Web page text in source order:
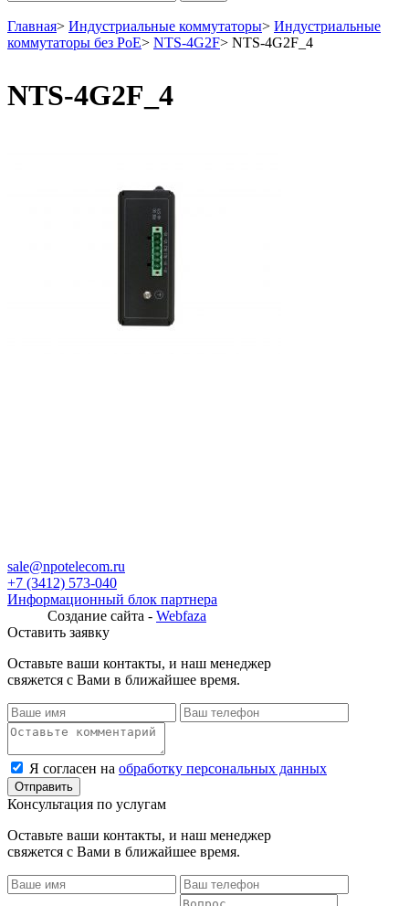
Главная> Индустриальные коммутаторы> Индустриальные
коммутаторы без PoE> NTS-4G2F> NTS-4G2F_4
NTS-4G2F_4
sale@npotelecom.ru
+7 (3412) 573-040
Информационный блок партнера
Создание сайта - Webfaza
Оставить заявку
Оставьте ваши контакты, и наш менеджер
свяжется с Вами в ближайшее время.
Я согласен на обработку персональных данных
Консультация по услугам
Оставьте ваши контакты, и наш менеджер
свяжется с Вами в ближайшее время.